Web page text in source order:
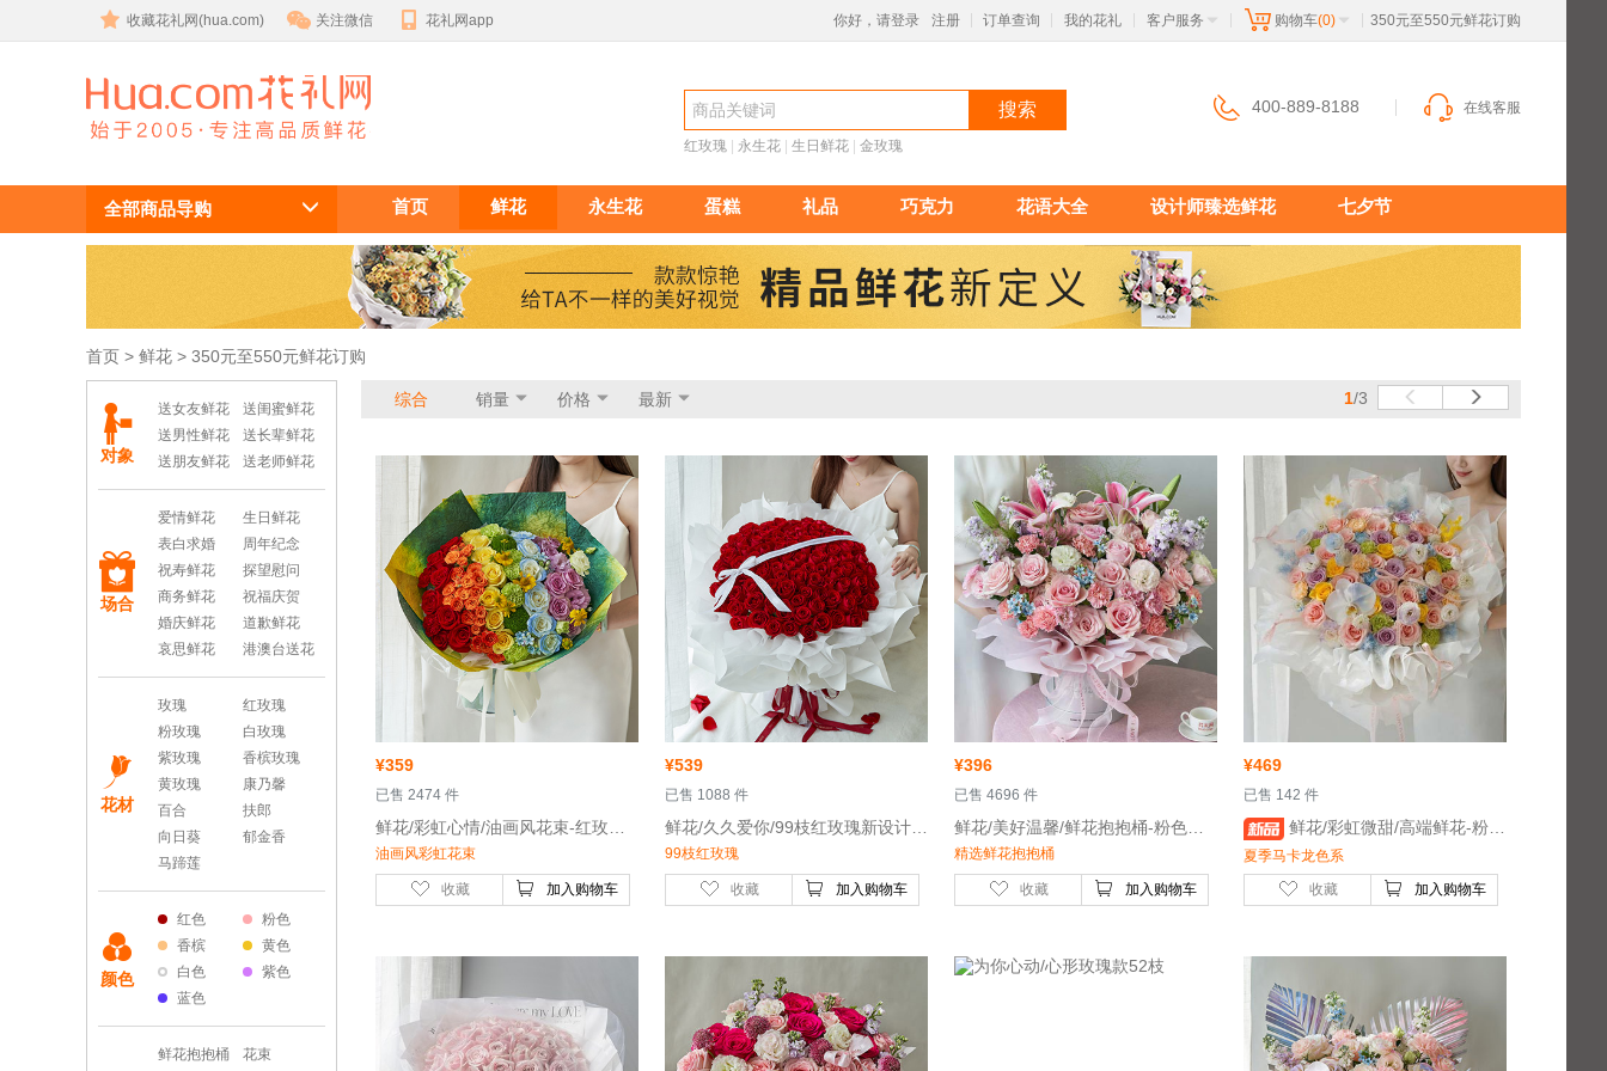
收藏花礼网(hua.com) 关注微信 花礼网app 你好，请登录 注册 订单查询 我的花礼 客户服务 购物车(0) 350元至550元鲜花订购
350元至550
元鲜花订购
搜索
红玫瑰 永生花 生日鲜花 金玫瑰
400-889-8188 在线客服
全部商品导购 首页 鲜花 永生花 蛋糕 礼品 巧克力 花语大全 设计师臻选鲜花 七夕节
首页 > 鲜花 > 350元至550元鲜花订购
综合 销量 价格 最新 1/3
¥359
已售 2474 件
油画风彩虹花束
收藏 加入购物车
¥539
已售 1088 件
99枝红玫瑰
收藏 加入购物车
¥396
已售 4696 件
精选鲜花抱抱桶
收藏 加入购物车
¥469
已售 142 件
鲜花/彩虹微甜/高端鲜花-粉玫瑰20枝，紫色玫瑰10枝，黄色玫瑰7枝
夏季马卡龙色系
收藏 加入购物车
对象
送女友鲜花
送闺蜜鲜花
送男性鲜花
送长辈鲜花
送朋友鲜花
送老师鲜花
场合
爱情鲜花
生日鲜花
表白求婚
周年纪念
祝寿鲜花
探望慰问
商务鲜花
祝福庆贺
婚庆鲜花
道歉鲜花
哀思鲜花
港澳台送花
花材
玫瑰
红玫瑰
粉玫瑰
白玫瑰
紫玫瑰
香槟玫瑰
黄玫瑰
康乃馨
百合
扶郎
向日葵
郁金香
马蹄莲
颜色
红色
粉色
香槟
黄色
白色
紫色
蓝色
鲜花抱抱桶 花束